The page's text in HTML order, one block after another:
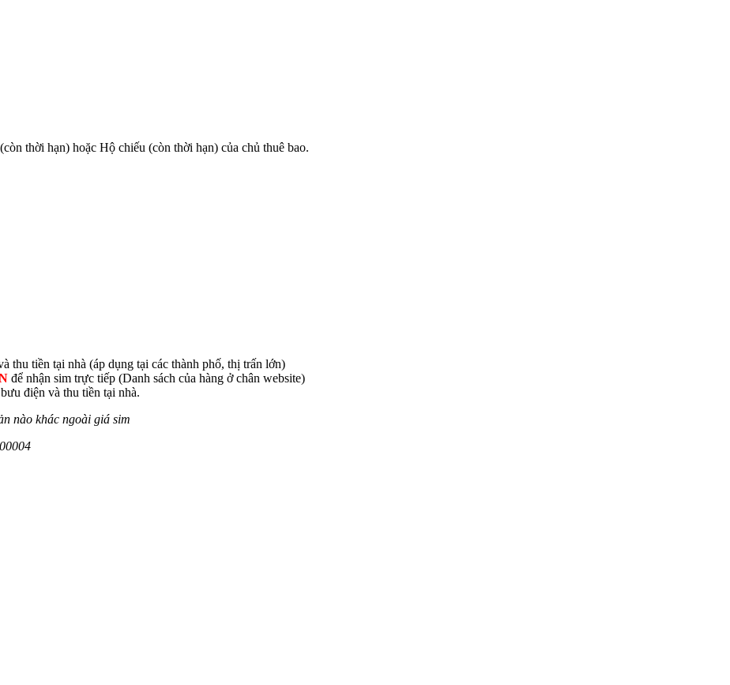
thời hạn) hoặc Hộ chiếu (còn thời hạn) của chủ thuê bao.
thu tiền tại nhà (áp dụng tại các thành phố, thị trấn lớn)
để nhận sim trực tiếp (Danh sách của hàng ở chân website)
điện và thu tiền tại nhà.
nào khác ngoài giá sim
00004